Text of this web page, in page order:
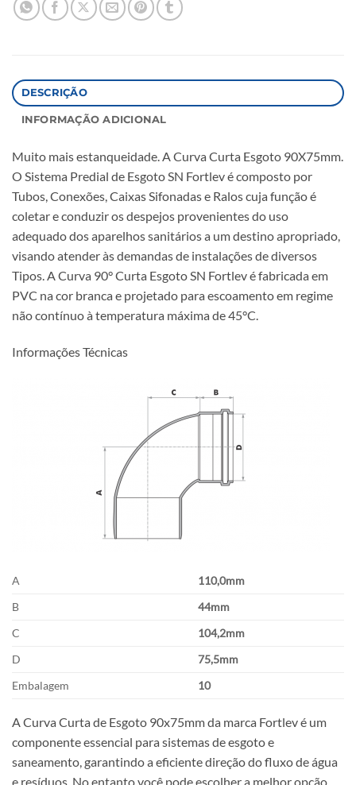
DESCRIÇÃO
INFORMAÇÃO ADICIONAL
Muito mais estanqueidade. A Curva Curta Esgoto 90X75mm.
O Sistema Predial de Esgoto SN Fortlev é composto por
Tubos, Conexões, Caixas Sifonadas e Ralos cuja função é
coletar e conduzir os despejos provenientes do uso
adequado dos aparelhos sanitários a um destino apropriado,
visando atender às demandas de instalações de diversos
Tipos. A Curva 90° Curta Esgoto SN Fortlev é fabricada em
PVC na cor branca e projetado para escoamento em regime
não contínuo à temperatura máxima de 45°C.
Informações Técnicas
A
110,0mm
B
44mm
C
104,2mm
D
75,5mm
Embalagem
10
A Curva Curta de Esgoto 90x75mm da marca Fortlev é um
componente essencial para sistemas de esgoto e
saneamento, garantindo a eficiente direção do fluxo de água
e resíduos. No entanto você pode escolher a melhor opção,